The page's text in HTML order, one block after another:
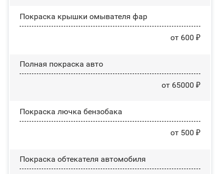
Покраска крышки омывателя фар
от 600 ₽
Полная покраска авто
от 65000 ₽
Покраска лючка бензобака
от 500 ₽
Покраска обтекателя автомобиля